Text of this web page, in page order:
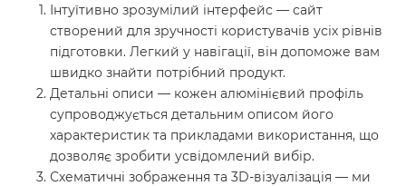
Інтуїтивно зрозумілий інтерфейс — сайт
створений для зручності користувачів усіх рівнів
підготовки. Легкий у навігації, він допоможе вам
швидко знайти потрібний продукт.
Детальні описи — кожен алюмінієвий профіль
супроводжується детальним описом його
характеристик та прикладами використання, що
дозволяє зробити усвідомлений вибір.
Схематичні зображення та 3D-візуалізація — ми